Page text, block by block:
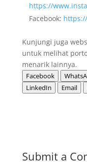
https://
Facebook:
Kunjungi juga
untuk melihat
menarik lainnya.
Facebook
LinkedIn
Email
Submit a